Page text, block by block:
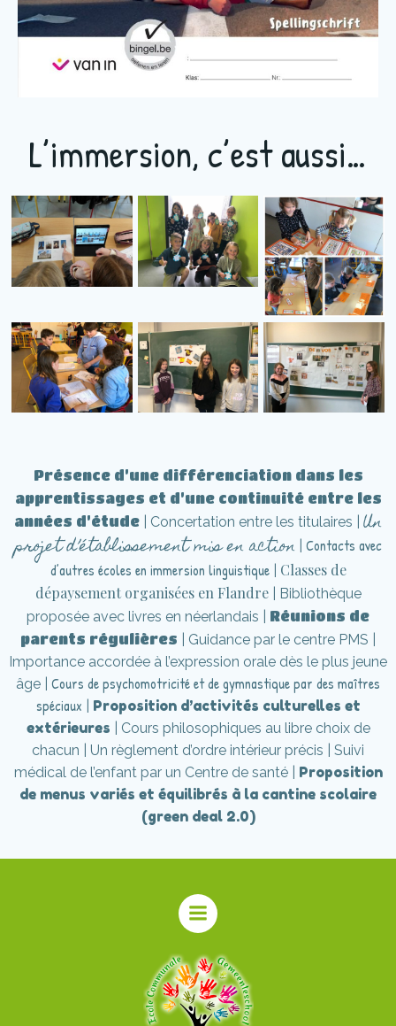
L’immersion, c’est aussi…
Présence d’une différenciation dans les
apprentissages et d’une continuité entre les
années d’étude | Concertation entre les titulaires | Un
projet d’établissement mis en action Contacts avec
d’autres écoles en immersion linguistique| Classes de
dépaysement organisées en Flandre| Bibliothèque
proposée avec livres en néerlandais | Réunions de
parents régulières | Guidance par le centre PMS |
Importance accordée à l’expression orale dès le plus jeune
âge | Cours de psychomotricité et de gymnastique par des maîtres
spéciaux
Proposition d’activités culturelles et
extérieures | Cours philosophiques au libre choix de
chacun | Un règlement d’ordre intérieur précis | Suivi
médical de l’enfant par un Centre de santé | Proposition
de menus variés et équilibrés à la cantine scolaire
(green deal 2.0)